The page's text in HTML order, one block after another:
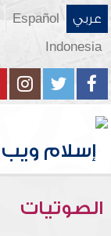
عربي Español
Indonesia
الصوتيات